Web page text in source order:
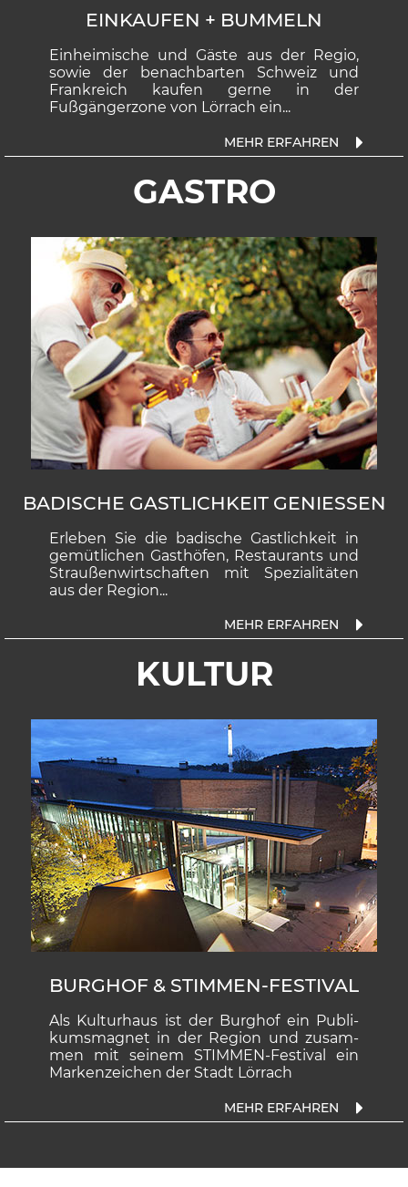
EINKAUFEN + BUMMELN
Einheimische und Gäste aus der Regio,
sowie der benachbarten Schweiz und
Frankreich kaufen gerne in der
Fußgängerzone von Lörrach ein...
GASTRO
BADISCHE GASTLICHKEIT GENIESSEN
Erleben Sie die ba­dische Gast­lich­keit in
ge­müt­li­chen Gast­hö­fen, Res­tau­rants und
Strau­ßen­wirt­schaf­ten mit Spe­zi­ali­tä­ten
aus der Re­gion...
KULTUR
BURGHOF & STIMMEN-FESTIVAL
Als Kulturhaus ist der Burghof ein Publi-
kumsmagnet in der Region und zusam-
men mit seinem STIMMEN-Festival ein
Markenzeichen der Stadt Lörrach